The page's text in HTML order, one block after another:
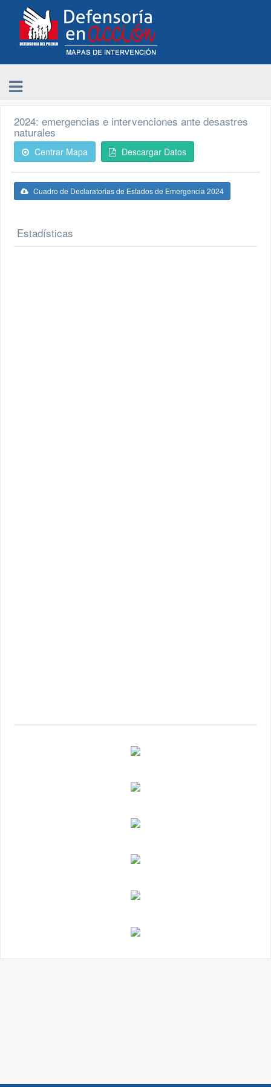
2024: emergencias e intervenciones ante desastres
naturales
Centrar Mapa Descargar Datos
Cuadro de Declaratorias de Estados de Emergencia 2024
Estadísticas